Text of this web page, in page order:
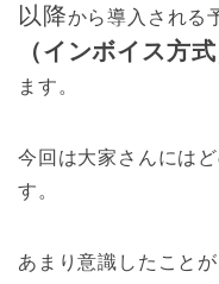
以降から導入される
（インボイス方
ます。
今回は大家さんには
す。
あまり意識したこと